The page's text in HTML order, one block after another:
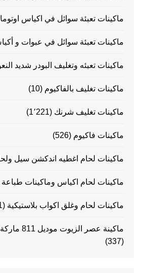
ماكينات تعبئة سوائل في اكياس
ماكينات تعبئة سوائل في عبوات و
ماكينات تعبئه وتغليف البودر شديد
ماكينات تغليف بالفاكيوم (10)
ماكينات تغليف شرنك (1٬221)
ماكينات فاكيوم (526)
ماكينات لحام اغطيه اندكشن سيل
ماكينات لحام اكياس وماكينات طباعة
ماكينات لحام وغلق اكواب بلاستيكية (1)
ماكينة عصر الزيوت موديل 811 ماركة المهندس منسي
(337)